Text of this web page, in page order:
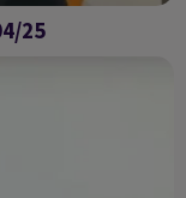
25